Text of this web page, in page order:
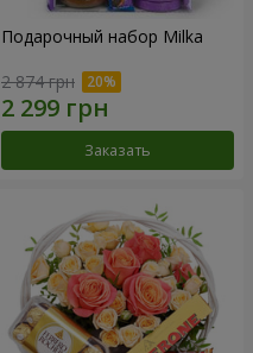
Подарочный набор Milka
2 874 грн
Заказать